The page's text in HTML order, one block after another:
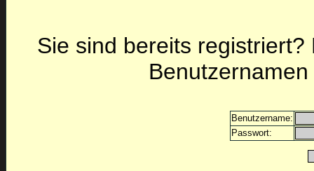
Sie sind bereits
Benutzername:
Passwort: